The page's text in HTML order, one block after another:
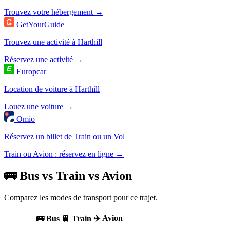
Trouvez votre hébergement →
GetYourGuide
Trouvez une activité à Harthill
Réservez une activité →
Europcar
Location de voiture à Harthill
Louez une voiture →
Omio
Réservez un billet de Train ou un Vol
Train ou Avion : réservez en ligne →
🚌 Bus vs Train vs Avion
Comparez les modes de transport pour ce trajet.
🚌 Bus 🚆 Train ✈️ Avion